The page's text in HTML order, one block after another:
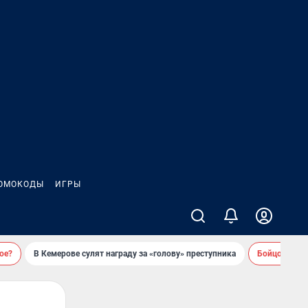
ИГРЫ
В Кемерове сулят награду за «голову» преступника Бойцовский